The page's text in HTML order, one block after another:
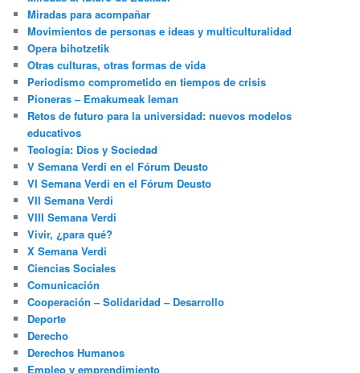
Miradas para acompañar
Movimientos de personas e ideas y multiculturalidad
Opera bihotzetik
Otras culturas, otras formas de vida
Periodismo comprometido en tiempos de crisis
Pioneras – Emakumeak leman
Retos de futuro para la universidad: nuevos modelos
educativos
Teología: Dios y Sociedad
V Semana Verdi en el Fórum Deusto
VI Semana Verdi en el Fórum Deusto
VII Semana Verdi
VIII Semana Verdi
Vivir, ¿para qué?
X Semana Verdi
Ciencias Sociales
Comunicación
Cooperación – Solidaridad – Desarrollo
Deporte
Derecho
Derechos Humanos
Empleo y emprendimiento